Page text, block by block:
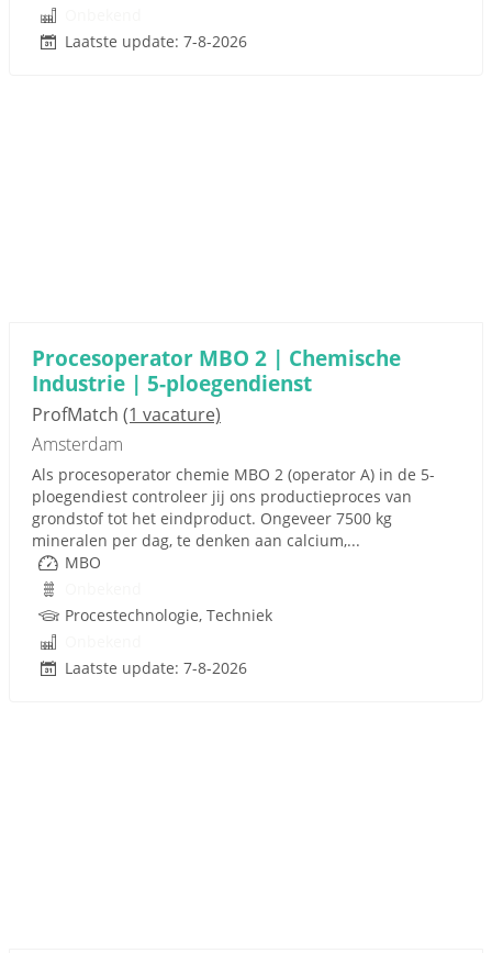
Laatste update: 7-8-2026
Procesoperator MBO 2 | Chemische
Industrie | 5-ploegendienst
ProfMatch (1 vacature)
Amsterdam
Als procesoperator chemie MBO 2 (operator A) in de 5-
ploegendiest controleer jij ons productieproces van
grondstof tot het eindproduct. Ongeveer 7500 kg
mineralen per dag, te denken aan calcium,...
MBO
Procestechnologie, Techniek
Laatste update: 7-8-2026